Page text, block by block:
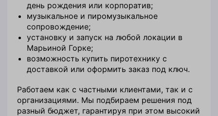
день рождения или корпоратив;
музыкальное и пиромузыкальное
сопровождение;
установку и запуск на любой локации в
Марьиной Горке;
возможность купить пиротехнику с
доставкой или оформить заказ под ключ.
Работаем как с частными клиентами, так и с
организациями. Мы подбираем решения под
разный бюджет, гарантируя при этом высокий